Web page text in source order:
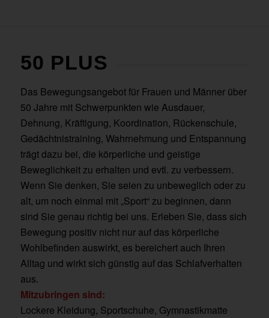
50 PLUS
Das Bewegungsangebot für Frauen und Männer über
50 Jahre mit Schwerpunkten wie Ausdauer,
Dehnung, Kräftigung, Koordination, Rückenschule,
Gedächtnistraining, Wahrnehmung und Entspannung
trägt dazu bei, die körperliche und geistige
Beweglichkeit zu erhalten und evtl. zu verbessern.
Wenn Sie denken, Sie seien zu unbeweglich oder zu
alt, um noch einmal mit „Sport“ zu beginnen, dann
sind Sie genau richtig bei uns. Erleben Sie, dass sich
Bewegung positiv nicht nur auf das körperliche
Wohlbefinden auswirkt, es bereichert auch Ihren
Alltag und wirkt sich günstig auf das Schlafverhalten
aus.
Mitzubringen sind:
Lockere Kleidung, Sportschuhe, Gymnastikmatte